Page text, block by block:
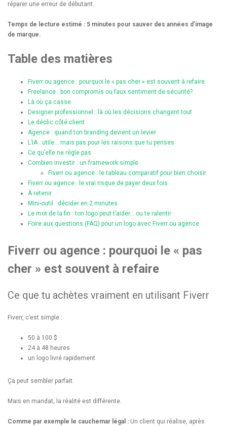
réparer une erreur de débutant.
Temps de lecture estimé : 5 minutes pour sauver des années d’image
de marque.
Table des matières
Fiverr ou agence : pourquoi le « pas cher » est souvent à refaire
Freelance : bon compromis ou faux sentiment de sécurité?
Là où ça casse
Designer professionnel : là où les décisions changent tout
Le déclic côté client
Agence : quand ton branding devient un levier
L’IA : utile… mais pas pour les raisons que tu penses
Ce qu’elle ne règle pas
Combien investir : un framework simple
Fiverr ou agence : le tableau comparatif pour bien choisir
Fiverr ou agence : le vrai risque de payer deux fois
À retenir
Mini-outil : décider en 2 minutes
Le mot de la fin : ton logo peut t’aider… ou te ralentir
Foire aux questions (FAQ) pour un logo avec Fiverr ou agence
Fiverr ou agence : pourquoi le « pas
cher » est souvent à refaire
Ce que tu achètes vraiment en utilisant Fiverr
Fiverr, c’est simple :
50 à 100 $
24 à 48 heures
un logo livré rapidement
Ça peut sembler parfait.
Mais en mandat, la réalité est différente.
Comme par exemple le cauchemar légal : Un client qui réalise, après